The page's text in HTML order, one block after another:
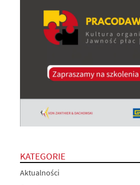
KATEGORIE
Aktualności